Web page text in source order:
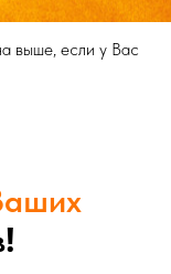
выше, если у Вас
!